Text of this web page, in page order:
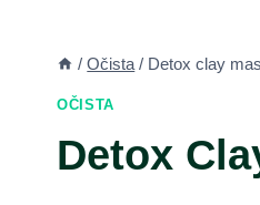
/ Očista / Detox clay
OČISTA
Detox